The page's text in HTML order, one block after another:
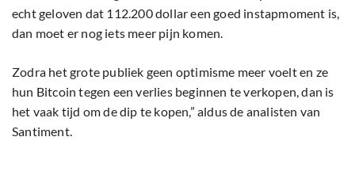
echt geloven dat 112.200 dollar een goed instapmoment is,
dan moet er nog iets meer pijn komen.
Zodra het grote publiek geen optimisme meer voelt en ze
hun Bitcoin tegen een verlies beginnen te verkopen, dan is
het vaak tijd om de dip te kopen,” aldus de analisten van
Santiment.